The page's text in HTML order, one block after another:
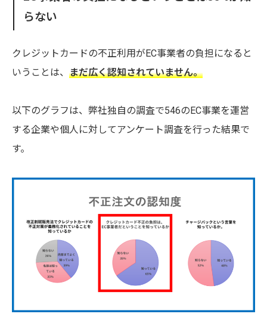
らない
クレジットカードの不正利用がEC事業者の負担になると
いうことは、 まだ広く認知されていません。
以下のグラフは、弊社独自の調査で546のEC事業を運営
する企業や個人に対してアンケート調査を行った結果で
す。